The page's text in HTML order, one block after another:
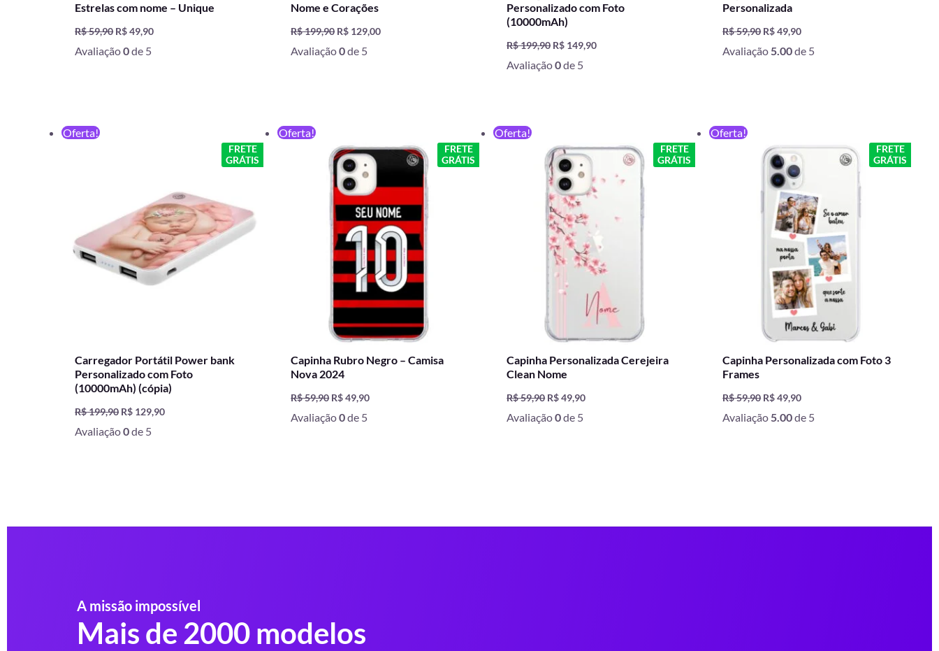
Estrelas com nome – Unique
R$59,90 R$49,90
Avaliação0de 5
Nome e Corações
R$199,90 R$ 129,00
Avaliação0de 5
Personalizado com Foto
(10000mAh)
R$199,90 R$ 149,90
Avaliação0de 5
Personalizada
R$59,90 R$49,90
Avaliação5.00de 5
Oferta!
FRETE
GRÁTIS
Carregador Portátil Power bank
Personalizado com Foto
(10000mAh) (cópia)
R$199,90 R$ 129,90
Avaliação0de 5
Oferta!
FRETE
GRÁTIS
Capinha Rubro Negro – Camisa
Nova 2024
R$59,90
original
era:
R$ 59,90.
R$49,90
atual
é:
Avaliação0de 5
Oferta!
FRETE
GRÁTIS
Capinha Personalizada Cerejeira
Clean Nome
R$59,90
original
era:
R$ 59,90.
R$49,90
atual
R$ 49,90.
Avaliação0de 5
Oferta!
FRETE
GRÁTIS
Capinha Personalizada com Foto 3
Frames
R$59,90
original
era:
R$ 59,90.
R$49,90
R$ 49,90.
Avaliação5.00de 5
A missão impossível
Mais de 2000 modelos